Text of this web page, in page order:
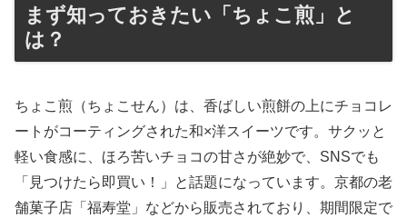
まず知っておきたい「ちょこ煎」と
は？
ちょこ煎（ちょこせん）は、香ばしい煎餅の上にチョコレ
ートがコーティングされた和×洋スイーツです。サクッと
軽い食感に、ほろ苦いチョコの甘さが絶妙で、SNSでも
「見つけたら即買い！」と話題になっています。京都の老
舗菓子店「福寿堂」などから販売されており、期間限定で